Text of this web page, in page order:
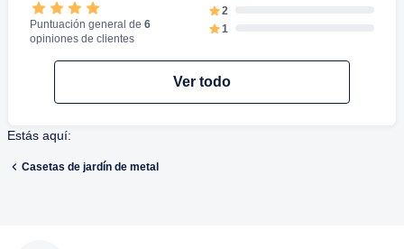
Puntuación general de 6
opiniones de clientes
2
1
Ver todo
Estás aquí:
Casetas de jardín de metal